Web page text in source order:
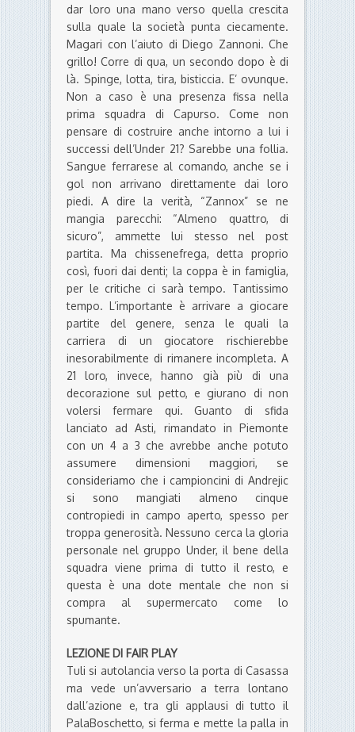
dar loro una mano verso quella crescita
sulla quale la società punta ciecamente.
Magari con l’aiuto di Diego Zannoni. Che
grillo! Corre di qua, un secondo dopo è di
là. Spinge, lotta, tira, bisticcia. E’ ovunque.
Non a caso è una presenza fissa nella
prima squadra di Capurso. Come non
pensare di costruire anche intorno a lui i
successi dell’Under 21? Sarebbe una follia.
Sangue ferrarese al comando, anche se i
gol non arrivano direttamente dai loro
piedi. A dire la verità, “Zannox” se ne
mangia parecchi: “Almeno quattro, di
sicuro”, ammette lui stesso nel post
partita. Ma chissenefrega, detta proprio
così, fuori dai denti; la coppa è in famiglia,
per le critiche ci sarà tempo. Tantissimo
tempo. L’importante è arrivare a giocare
partite del genere, senza le quali la
carriera di un giocatore rischierebbe
inesorabilmente di rimanere incompleta. A
21 loro, invece, hanno già più di una
decorazione sul petto, e giurano di non
volersi fermare qui. Guanto di sfida
lanciato ad Asti, rimandato in Piemonte
con un 4 a 3 che avrebbe anche potuto
assumere dimensioni maggiori, se
consideriamo che i campioncini di Andrejic
si sono mangiati almeno cinque
contropiedi in campo aperto, spesso per
troppa generosità. Nessuno cerca la gloria
personale nel gruppo Under, il bene della
squadra viene prima di tutto il resto, e
questa è una dote mentale che non si
compra al supermercato come lo
spumante.
LEZIONE DI FAIR PLAY
Tuli si autolancia verso la porta di Casassa
ma vede un’avversario a terra lontano
dall’azione e, tra gli applausi di tutto il
PalaBoschetto, si ferma e mette la palla in